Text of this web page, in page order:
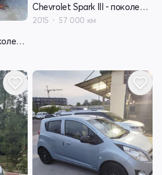
Chevrolet Spark IV - поколение рестайлинг
Chevrolet Spark III - поколение
2015 57 000 км